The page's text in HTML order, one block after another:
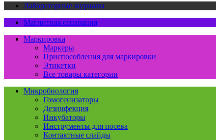
Лабораторные журналы
Магнитная сепарация
Маркировка
Маркеры
Приспособления для маркировки
Этикетки
Все товары категории
Микробиология
Гомогенизаторы
Дезинфекция
Инкубаторы
Инструменты для посева
Контактные слайды